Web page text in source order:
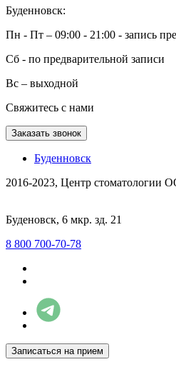
Буденновск:
Пн - Пт – 09:00 - 21:00 - запись
Сб - по предварительной записи
Вс – выходной
Свяжитесь с нами
Заказать звонок
Буденновск
2016-2023, Центр стоматологии
Буденовск, 6 мкр. зд. 21
8 800 700-70-78
Записаться на прием